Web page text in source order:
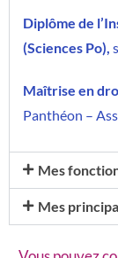
Diplôme de
(Sciences Po),
Maîtrise en
Panthéon –
Mes
Mes